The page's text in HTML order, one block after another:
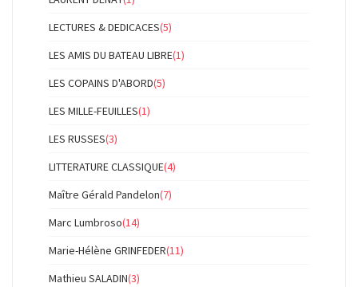
LECTURES & DEDICACES(5)
LES AMIS DU BATEAU LIBRE(1)
LES COPAINS D'ABORD(5)
LES MILLE-FEUILLES(1)
LES RUSSES(3)
LITTERATURE CLASSIQUE(4)
Maître Gérald Pandelon(7)
Marc Lumbroso(14)
Marie-Hélène GRINFEDER(11)
Mathieu SALADIN(3)